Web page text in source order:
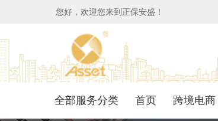
您好，欢迎您来到正保安盛！
全部服务分类 首页 跨境电商